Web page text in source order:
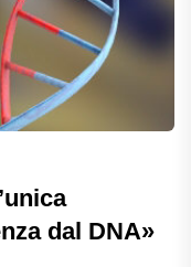
dal DNA»